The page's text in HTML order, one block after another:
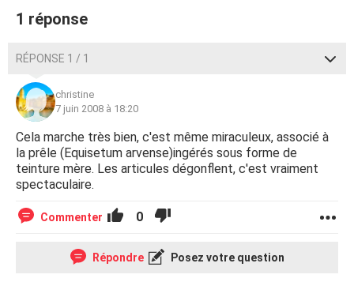
1 réponse
RÉPONSE 1 / 1
christine
7 juin 2008 à 18:20
Cela marche très bien, c'est même miraculeux, associé à
la prêle (Equisetum arvense)ingérés sous forme de
teinture mère. Les articules dégonflent, c'est vraiment
spectaculaire.
Commenter 0
Répondre Posez votre question